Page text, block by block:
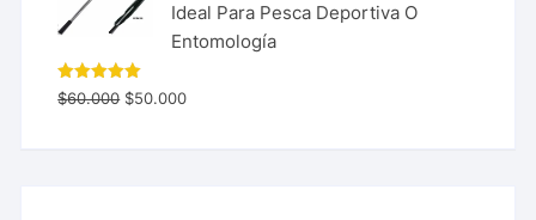
Ideal Para Pesca Deportiva O
Entomología
Valorado
con 5.00
$60.000 $50.000